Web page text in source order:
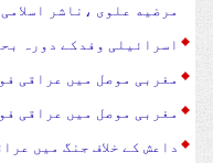
مرضیه علوی ،ناشر
اسرائیلی وفدکے دورہ
مغربی موصل میں عراقی
مغربی موصل میں عراقی
داعش کے خلاف جنگ میں